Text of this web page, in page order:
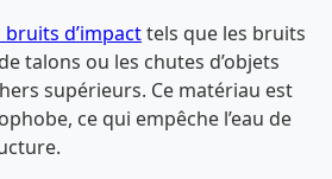
bruits d’impacttels que les bruits
talons ou les chutes d’objets
supérieurs. Ce matériau est
ce qui empêche l’eau de